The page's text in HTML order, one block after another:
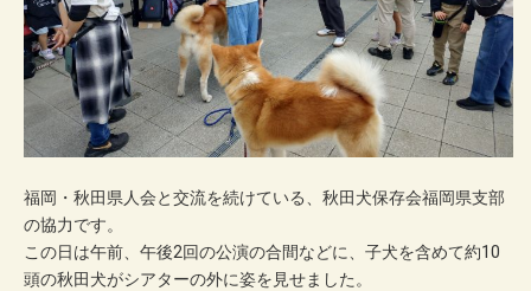
福岡・秋田県人会と交流を続けている、秋田犬保存会福岡県支部
の協力です。
この日は午前、午後2回の公演の合間などに、子犬を含めて約10
頭の秋田犬がシアターの外に姿を見せました。